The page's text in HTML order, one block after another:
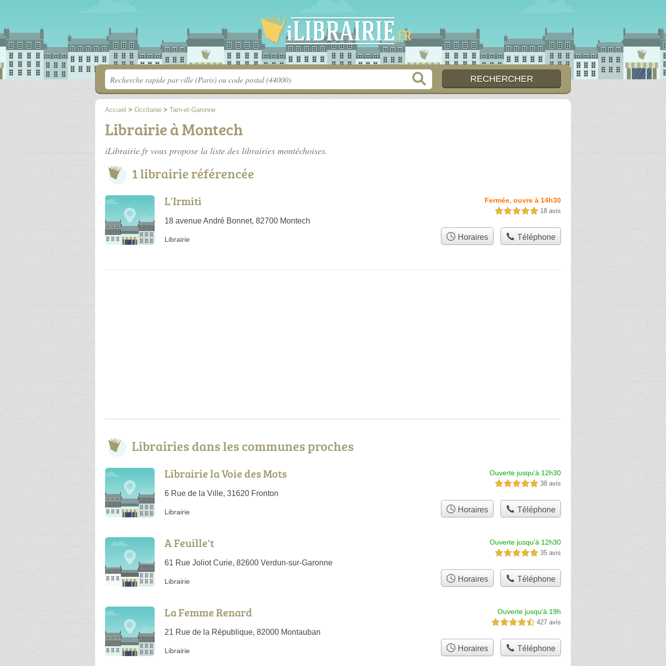
Accueil > Occitanie > Tarn-et-Garonne
Librairie à Montech
iLibrairie.fr vous propose la liste des librairies montéchoises.
1 librairie référencée
L'Irmiti
18 avenue André Bonnet, 82700 Montech
Fermée, ouvre à 14h30
5,0 étoiles sur 5 18 avis
Librairie Horaires Téléphone
Librairies dans les communes proches
Librairie la Voie des Mots
6 Rue de la Ville, 31620 Fronton
Ouverte jusqu'à 12h30
5,0 étoiles sur 5 38 avis
Librairie Horaires Téléphone
A Feuille't
61 Rue Joliot Curie, 82600 Verdun-sur-Garonne
Ouverte jusqu'à 12h30
5,0 étoiles sur 5 35 avis
Librairie Horaires Téléphone
La Femme Renard
21 Rue de la République, 82000 Montauban
Ouverte jusqu'à 19h
4,5 étoiles sur 5 427 avis
Librairie Horaires Téléphone